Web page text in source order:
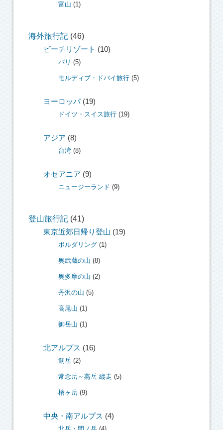
富山 (1)
海外旅行記(46)
ビーチリゾート (10)
バリ (5)
モルディブ・ドバイ旅行(5)
ヨーロッパ(19)
ドイツ・スイス旅行(19)
アジア (8)
台湾(8)
オセアニア (9)
ニュージーランド (9)
登山旅行記(41)
東京近郊日帰り登山 (19)
ボルダリング(1)
奥武蔵の山 (8)
奥多摩の山 (2)
丹沢の山 (5)
高尾山 (1)
御岳山 (1)
北アルプス (16)
剱岳(2)
常念岳～燕岳 縦走 (5)
槍ヶ岳(9)
中央・南アルプス (4)